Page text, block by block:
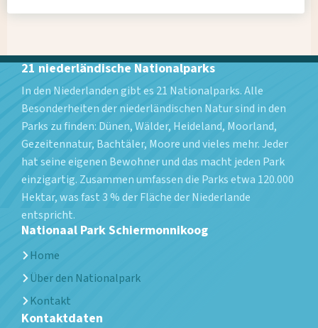
21 niederländische Nationalparks
In den Niederlanden gibt es 21 Nationalparks. Alle
Besonderheiten der niederländischen Natur sind in den
Parks zu finden: Dünen, Wälder, Heideland, Moorland,
Gezeitennatur, Bachtäler, Moore und vieles mehr. Jeder
hat seine eigenen Bewohner und das macht jeden Park
einzigartig. Zusammen umfassen die Parks etwa 120.000
Hektar, was fast 3 % der Fläche der Niederlande
entspricht.
Nationaal Park Schiermonnikoog
Home
Über den Nationalpark
Kontakt
Kontaktdaten